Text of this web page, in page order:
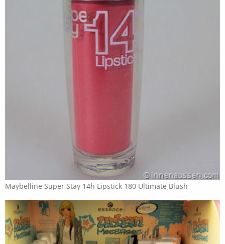
Maybelline Super Stay 14h Lipstick 180 Ultimate Blush